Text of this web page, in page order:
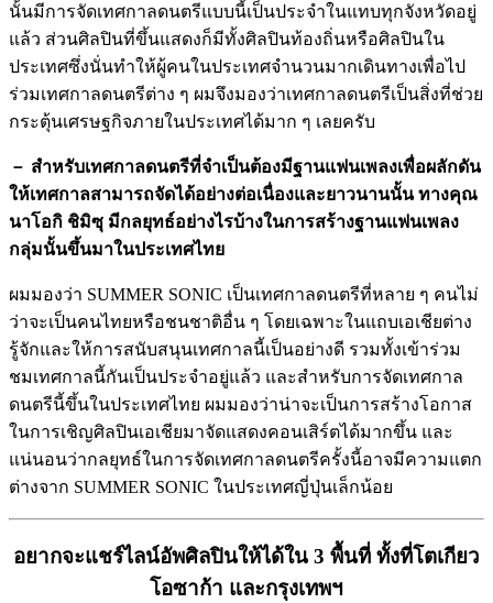
นั้นมีการจัดเทศกาลดนตรีแบบนี้เป็นประจำในแทบทุกจังหวัดอยู่
แล้ว ส่วนศิลปินที่ขึ้นแสดงก็มีทั้งศิลปินท้องถิ่นหรือศิลปินใน
ประเทศซึ่งนั่นทำให้ผู้คนในประเทศจำนวนมากเดินทางเพื่อไป
ร่วมเทศกาลดนตรีต่าง ๆ ผมจึงมองว่าเทศกาลดนตรีเป็นสิ่งที่ช่วย
กระตุ้นเศรษฐกิจภายในประเทศได้มาก ๆ เลยครับ
－ สำหรับเทศกาลดนตรีที่จำเป็นต้องมีฐานแฟนเพลงเพื่อผลักดัน
ให้เทศกาลสามารถจัดได้อย่างต่อเนื่องและยาวนานนั้น ทางคุณ
นาโอกิ ชิมิซุ มีกลยุทธ์อย่างไรบ้างในการสร้างฐานแฟนเพลง
กลุ่มนั้นขึ้นมาในประเทศไทย
ผมมองว่า SUMMER SONIC เป็นเทศกาลดนตรีที่หลาย ๆ คนไม่
ว่าจะเป็นคนไทยหรือชนชาติอื่น ๆ โดยเฉพาะในแถบเอเชียต่าง
รู้จักและให้การสนับสนุนเทศกาลนี้เป็นอย่างดี รวมทั้งเข้าร่วม
ชมเทศกาลนี้กันเป็นประจำอยู่แล้ว และสำหรับการจัดเทศกาล
ดนตรีนี้ขึ้นในประเทศไทย ผมมองว่าน่าจะเป็นการสร้างโอกาส
ในการเชิญศิลปินเอเชียมาจัดแสดงคอนเสิร์ตได้มากขึ้น และ
แน่นอนว่ากลยุทธ์ในการจัดเทศกาลดนตรีครั้งนี้อาจมีความแตก
ต่างจาก SUMMER SONIC ในประเทศญี่ปุ่นเล็กน้อย
อยากจะแชร์ไลน์อัพศิลปินให้ได้ใน 3 พื้นที่ ทั้งที่โตเกียว
โอซาก้า และกรุงเทพฯ